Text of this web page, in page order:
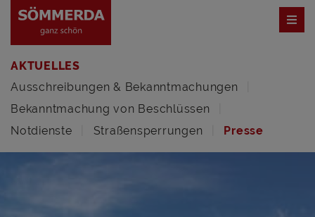
AKTUELLES
Ausschreibungen & Bekanntmachungen
Bekanntmachung von Beschlüssen
Notdienste
Straßensperrungen Presse